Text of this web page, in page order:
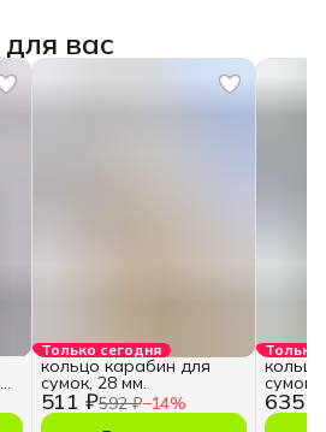
вас
Только сегодня
511 ₽592 ₽−14%
кольцо карабин для
сумок, 28 мм.
Только
635 ₽
сумок,